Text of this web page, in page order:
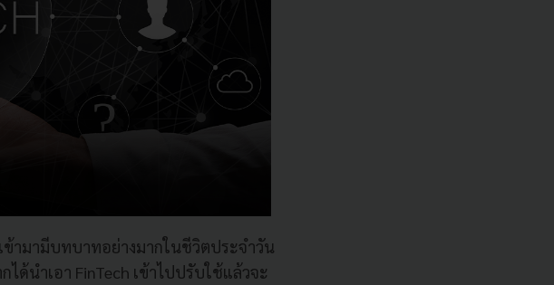
ข้ามามีบทบาทอย่างมากในชีวิตประจำวัน
ด้นำเอา FinTech เข้าไปปรับใช้แล้วจะ